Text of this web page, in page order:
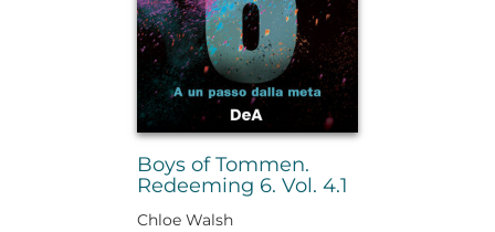
Boys of Tommen.
Redeeming 6. Vol. 4.1
Chloe Walsh